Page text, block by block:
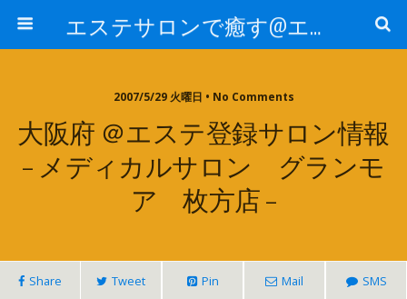
エステサロンで癒す@エステ～全国エステ情報
2007/5/29 火曜日 • No Comments
大阪府 ＠エステ登録サロン情報
– メディカルサロン グランモ
ア 枚方店 –
Share Tweet Pin Mail SMS